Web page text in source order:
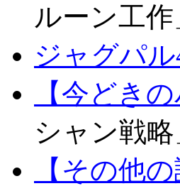
ルーン工作
ジャグパ
【今どき
シャン戦
【その他の